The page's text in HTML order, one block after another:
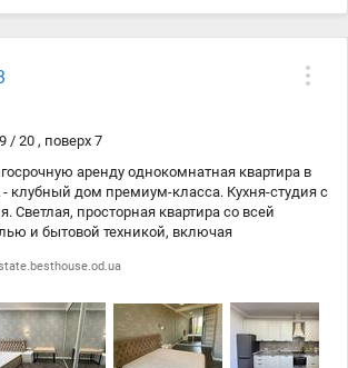
/ 20 , поверх 7
аренду однокомнатная квартира в
дом премиум-класса. Кухня-студия с
Светлая, просторная квартира со всей
и бытовой техникой, включая
зона отдыха с бассейном, есть подземный
воды, генератор. В нескольких минутах
пляжи «Отрада» и «Ланжерон», театр
Шевченко. Рядом отель Отрада, тренажерный